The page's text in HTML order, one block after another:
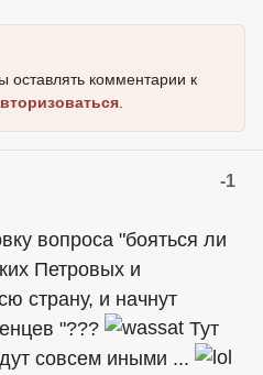
оставлять комментарии к
-1
вопроса "бояться ли
Петровых и
страну, и начнут
"???
Тут
совсем иными ...